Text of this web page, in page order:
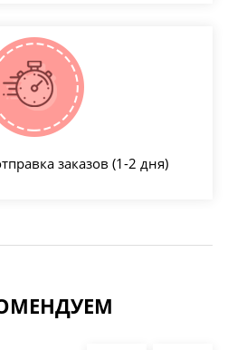
заказов (1-2 дня)